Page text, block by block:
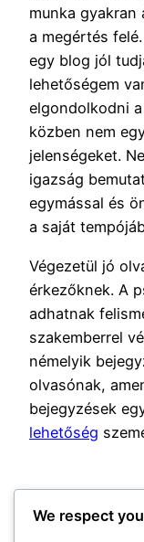
munka gyakran
a megértés
egy blog jól
lehetőségem
elgondolkodni
közben nem
jelenségeket.
igazság
egymással és
a saját
Végezetül jó
érkezőknek. A
adhatnak
szakemberrel
némelyik
olvasónak,
bejegyzések
lehetőség
We respect